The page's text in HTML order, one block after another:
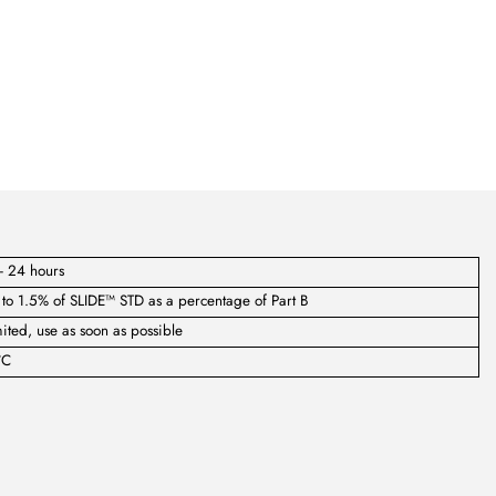
24 hours
1.5% of SLIDE™ STD as a percentage of Part B
use as soon as possible